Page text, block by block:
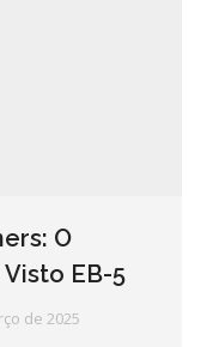
O
EB-5
de 2025